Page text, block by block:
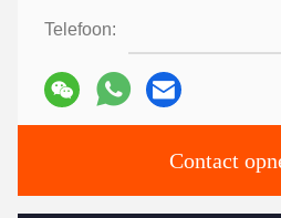
Telefoon:
Contact